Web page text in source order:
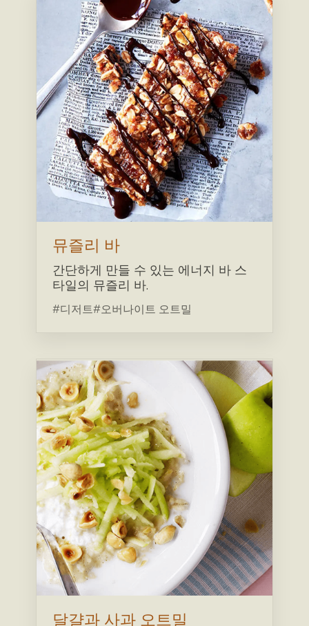
뮤즐리 바
간단하게 만들 수 있는 에너지 바 스
타일의 뮤즐리 바.
#디저트#오버나이트 오트밀
달걀과 사과 오트밀